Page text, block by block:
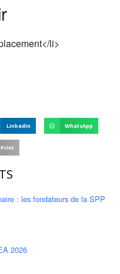
li>
LinkedIn WhatsApp
Print
: les fondateurs de la SPP
2026